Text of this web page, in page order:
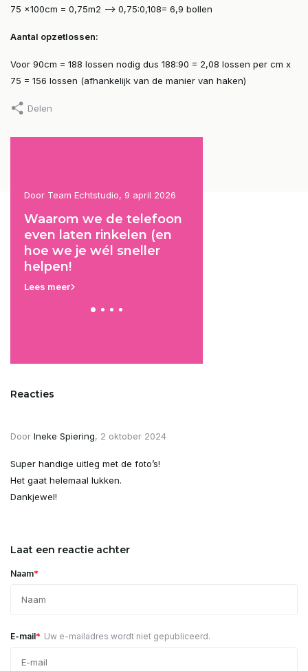
75 x100cm = 0,75m2 --> 0,75:0,108= 6,9 bollen
Aantal opzetlossen:
Voor 90cm = 188 lossen nodig dus 188:90 = 2,08 lossen per cm x
75 = 156 lossen (afhankelijk van de manier van haken)
Delen
Door Team Echtstudio, 19 september
Mis het niet: leuke
kortingen en nieuwtjes
rechtstreeks in je inbox!
Lees meer
Reacties
Door Ineke Spiering, 2 oktober 2024
Super handige uitleg met de foto’s!
Het gaat helemaal lukken.
Dankjewel!
Laat een reactie achter
Naam*
E-mail* Uw e-mailadres wordt niet gepubliceerd.